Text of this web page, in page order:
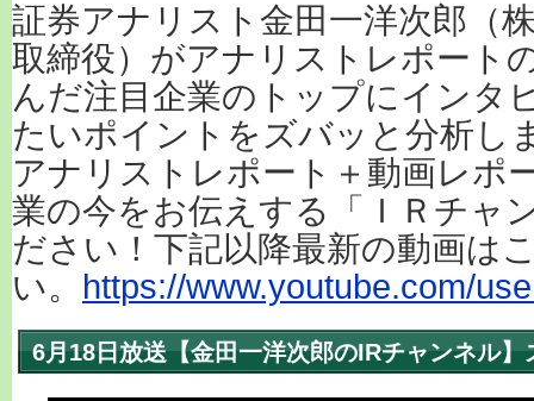
証券アナリスト金田一洋次郎（
取締役）がアナリストレポート
んだ注目企業のトップにインタ
たいポイントをズバッと分析し
アナリストレポート＋動画レポ
業の今をお伝えする「ＩＲチャ
ださい！下記以降最新の動画は
い。 https://www.youtube.com/
6月18日放送【金田一洋次郎のIRチャンネル